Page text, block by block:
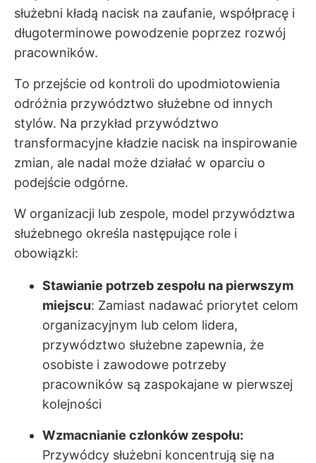
służebni kładą nacisk na zaufanie, współpracę i
długoterminowe powodzenie poprzez rozwój
pracowników.
To przejście od kontroli do upodmiotowienia
odróżnia przywództwo służebne od innych
stylów. Na przykład przywództwo
transformacyjne kładzie nacisk na inspirowanie
zmian, ale nadal może działać w oparciu o
podejście odgórne.
W organizacji lub zespole, model przywództwa
służebnego określa następujące role i
obowiązki:
Stawianie potrzeb zespołu na pierwszym
miejscu: Zamiast nadawać priorytet celom
organizacyjnym lub celom lidera,
przywództwo służebne zapewnia, że
osobiste i zawodowe potrzeby
pracowników są zaspokajane w pierwszej
kolejności
Wzmacnianie członków zespołu:
Przywódcy służebni koncentrują się na